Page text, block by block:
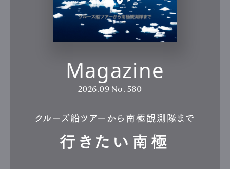
Magazine
2026.09 No. 580
クルーズ船ツアーから南極観測隊まで
行きたい南極